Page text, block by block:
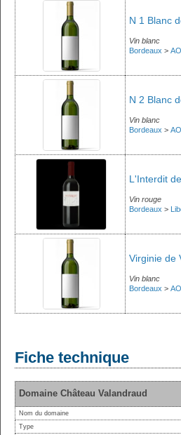
N 1 Blanc
Vin blanc
Bordeaux >
N 2 Blanc
Vin blanc
Bordeaux >
L'Interdit
Vin rouge
Bordeaux >
Virginie de
Vin blanc
Bordeaux >
Fiche technique
Domaine Château Valandraud
Nom du domaine
Type